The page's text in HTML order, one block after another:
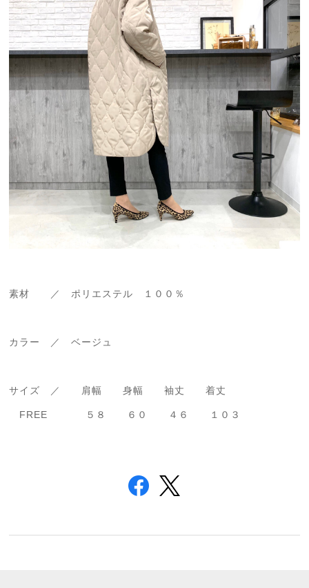
素材 ／ ポリエステル １００％
カラー ／ ベージュ
サイズ ／ 肩幅 身幅 袖丈 着丈
FREE ５８ ６０ ４６ １０３